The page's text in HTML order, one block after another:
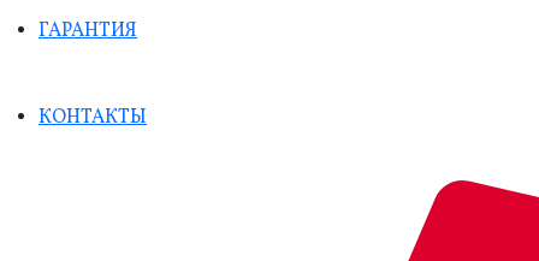
ГАРАНТИЯ
КОНТАКТЫ